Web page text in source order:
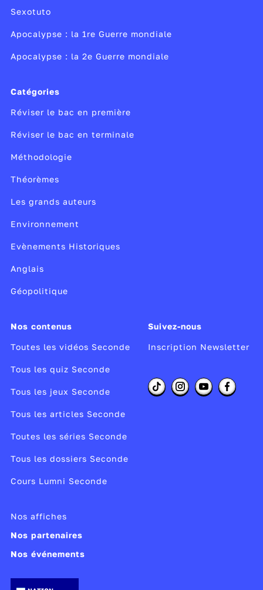
Sexotuto
Apocalypse : la 1re Guerre mondiale
Apocalypse : la 2e Guerre mondiale
Catégories
Réviser le bac en première
Réviser le bac en terminale
Méthodologie
Théorèmes
Les grands auteurs
Environnement
Evènements Historiques
Anglais
Géopolitique
Nos contenus
Toutes les vidéos Seconde
Tous les quiz Seconde
Tous les jeux Seconde
Tous les articles Seconde
Toutes les séries Seconde
Tous les dossiers Seconde
Cours Lumni Seconde
Suivez-nous
Inscription Newsletter
Nos affiches
Nos partenaires
Nos événements